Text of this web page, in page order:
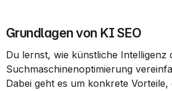
Grundlagen von KI SEO
Du lernst, wie künstliche Intelligenz
Suchmaschinenoptimierung
Dabei geht es um konkrete Vorteile,